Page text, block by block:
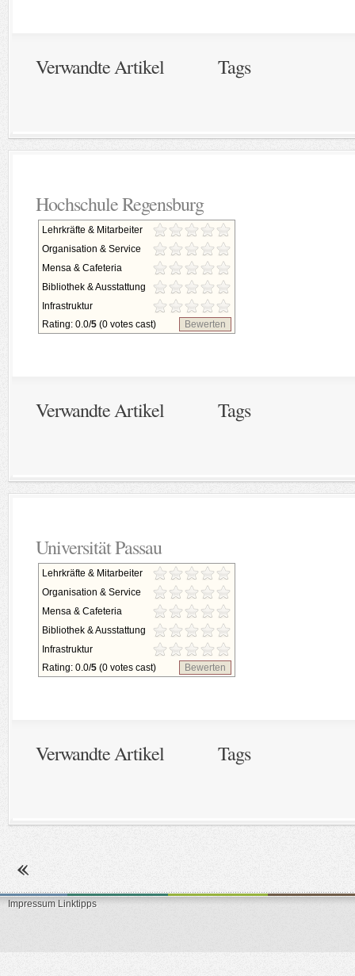
Verwandte Artikel Tags
Hochschule Regensburg
Lehrkräfte & Mitarbeiter
Organisation & Service
Mensa & Cafeteria
Bibliothek & Ausstattung
Infrastruktur
Rating: 0.0/5 (0 votes cast) Bewerten
Verwandte Artikel Tags
Universität Passau
Lehrkräfte & Mitarbeiter
Organisation & Service
Mensa & Cafeteria
Bibliothek & Ausstattung
Infrastruktur
Rating: 0.0/5 (0 votes cast) Bewerten
Verwandte Artikel Tags
Impressum Linktipps